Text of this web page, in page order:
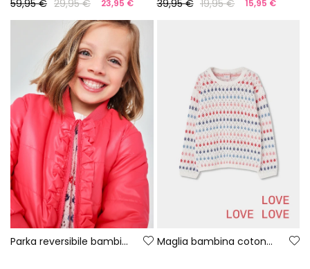
59,95 € 29,95 € 23,95 €
39,95 € 19,95 € 15,95 €
Parka reversibile bambina Maglia bambina cotone bianco